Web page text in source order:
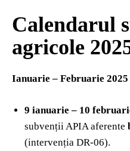
Calendarul
agricole
Ianuarie – Februarie 2025
9 ianuarie – 10
subvenții APIA aferente
(intervenția DR-06).